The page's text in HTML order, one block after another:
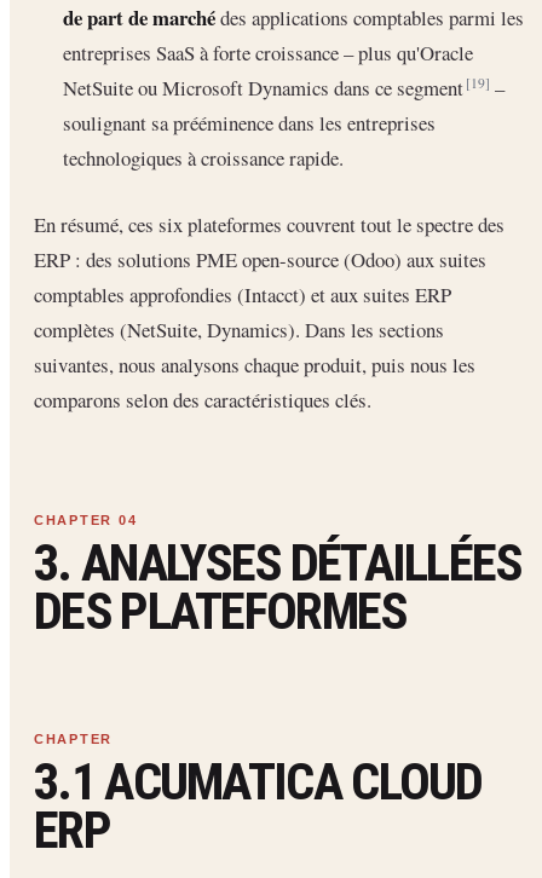
de part de marchédes applications comptables parmi les
entreprises SaaS à forte croissance – plus qu'Oracle
NetSuite ou Microsoft Dynamics dans ce segment[19] –
soulignant sa prééminence dans les entreprises
technologiques à croissance rapide.
En résumé, ces six plateformes couvrent tout le spectre des
ERP : des solutions PME open-source (Odoo) aux suites
comptables approfondies (Intacct) et aux suites ERP
complètes (NetSuite, Dynamics). Dans les sections
suivantes, nous analysons chaque produit, puis nous les
comparons selon des caractéristiques clés.
3. ANALYSES DÉTAILLÉES
DES PLATEFORMES
3.1 ACUMATICA CLOUD
ERP